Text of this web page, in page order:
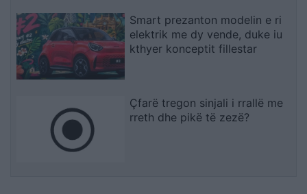
Smart prezanton modelin e ri
elektrik me dy vende, duke iu
kthyer konceptit fillestar
Çfarë tregon sinjali i rrallë me
rreth dhe pikë të zezë?